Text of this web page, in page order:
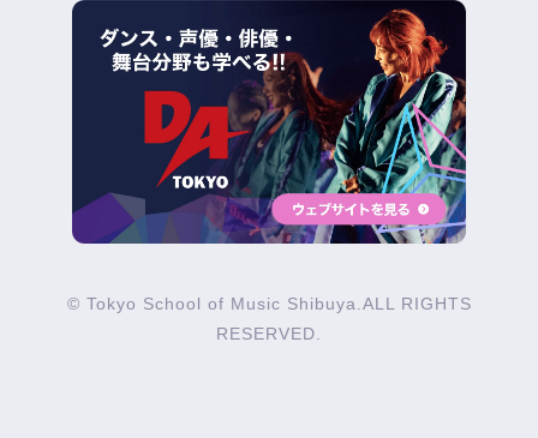
© Tokyo School of Music Shibuya.ALL RIGHTS
RESERVED.